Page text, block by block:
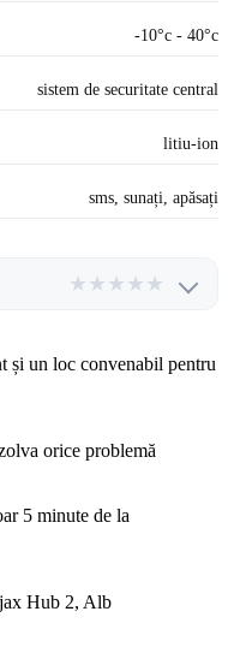
-10°c - 40°c
sistem de securitate central
litiu-ion
sms, sunați, apăsați
★ ★ ★ ★ ★
și un loc convenabil pentru
orice problemă
5 minute de la
Hub 2, Alb